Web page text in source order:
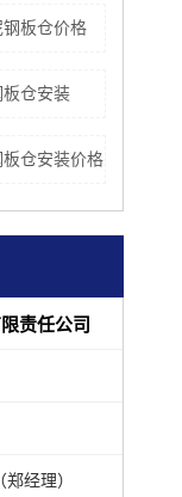
钢板仓价格
板仓安装
板仓安装价格
责任公司
经理）